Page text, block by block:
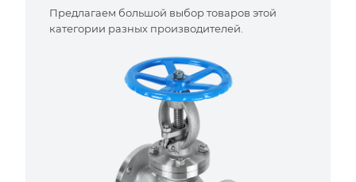
Предлагаем большой выбор товаров этой
категории разных производителей.